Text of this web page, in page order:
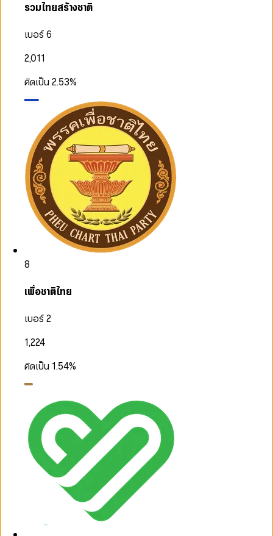
รวมไทยสร้างชาติ
เบอร์ 6
2,011
คิดเป็น2.53%
8
เพื่อชาติไทย
เบอร์ 2
1,224
คิดเป็น 1.54%